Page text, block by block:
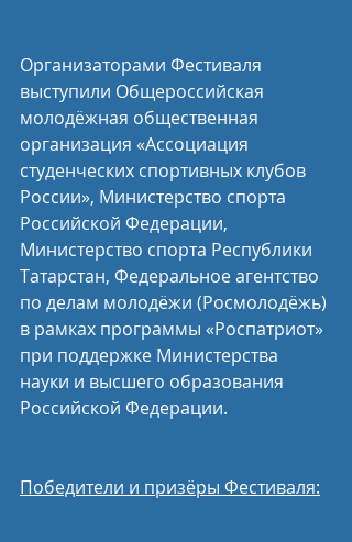
Организаторами Фестиваля
выступили Общероссийская
молодёжная общественная
организация «Ассоциация
студенческих спортивных клубов
России», Министерство спорта
Российской Федерации,
Министерство спорта Республики
Татарстан, Федеральное агентство
по делам молодёжи (Росмолодёжь)
в рамках программы «Роспатриот»
при поддержке Министерства
науки и высшего образования
Российской Федерации.
Победители и призёры Фестиваля: